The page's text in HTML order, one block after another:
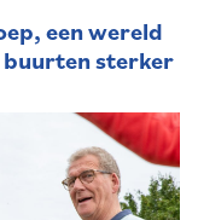
een wereld
buurten sterker